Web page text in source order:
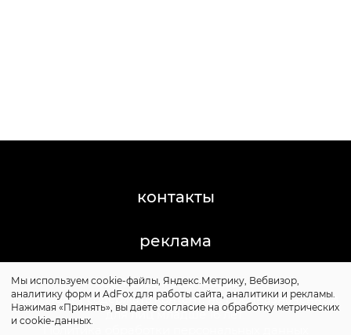
контакты
реклама
©2011-2026 Posta-Magazine
Сайт может содержать контент, не предназначенный
для лиц младше 16 лет.
Политика обработки персональных данных
Мы используем cookie-файлы, Яндекс.Метрику, Вебвизор,
аналитику форм и AdFox для работы сайта, аналитики и рекламы.
Нажимая «Принять», вы даете согласие на обработку метрических
и cookie-данных.